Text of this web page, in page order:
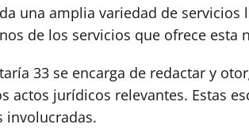
una amplia variedad de
de los servicios que ofrece esta
33 se encarga de redactar y
jurídicos relevantes. Estas
involucradas.